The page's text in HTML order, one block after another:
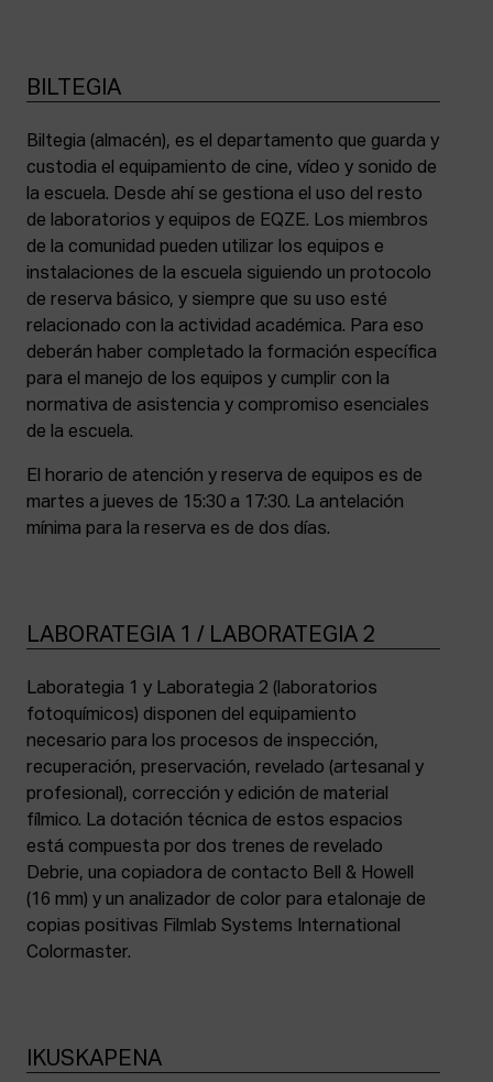
BILTEGIA
Biltegia (almacén), es el departamento que guarda y
custodia el equipamiento de cine, vídeo y sonido de
la escuela. Desde ahí se gestiona el uso del resto
de laboratorios y equipos de EQZE. Los miembros
de la comunidad pueden utilizar los equipos e
instalaciones de la escuela siguiendo un protocolo
de reserva básico, y siempre que su uso esté
relacionado con la actividad académica. Para eso
deberán haber completado la formación específica
para el manejo de los equipos y cumplir con la
normativa de asistencia y compromiso esenciales
de la escuela.
El horario de atención y reserva de equipos es de
martes a jueves de 15:30 a 17:30. La antelación
mínima para la reserva es de dos días.
LABORATEGIA 1 / LABORATEGIA 2
Laborategia 1 y Laborategia 2 (laboratorios
fotoquímicos) disponen del equipamiento
necesario para los procesos de inspección,
recuperación, preservación, revelado (artesanal y
profesional), corrección y edición de material
fílmico. La dotación técnica de estos espacios
está compuesta por dos trenes de revelado
Debrie, una copiadora de contacto Bell & Howell
(16 mm) y un analizador de color para etalonaje de
copias positivas Filmlab Systems International
Colormaster.
IKUSKAPENA